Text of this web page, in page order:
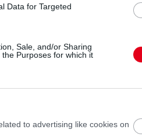
Data for Targeted
Sale, and/or Sharing
Purposes for which it
to advertising like cookies on
tizedik helyre elég.
nem sokáig marad